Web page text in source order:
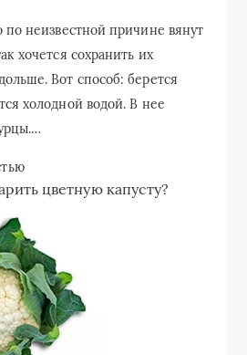
по неизвестной причине вянут
хочется сохранить их
Вот способ: берется
холодной водой. В нее
цветную капусту?